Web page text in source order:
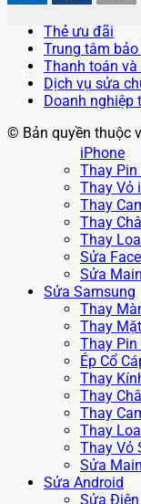
Thẻ ưu đãi
Trung tâm
Thanh toán và
Dịch vụ sửa
Doanh nghiệp
© Bản quyền thuộc
iPhone
Thay Pin
Thay Vỏ
Thay
Thay
Thay
Sửa
Sửa
Sửa Samsung
Thay
Thay
Thay Pin
Ép Cổ
Thay
Thay
Thay
Thay
Thay Vỏ
Sửa
Sửa Android
Sửa